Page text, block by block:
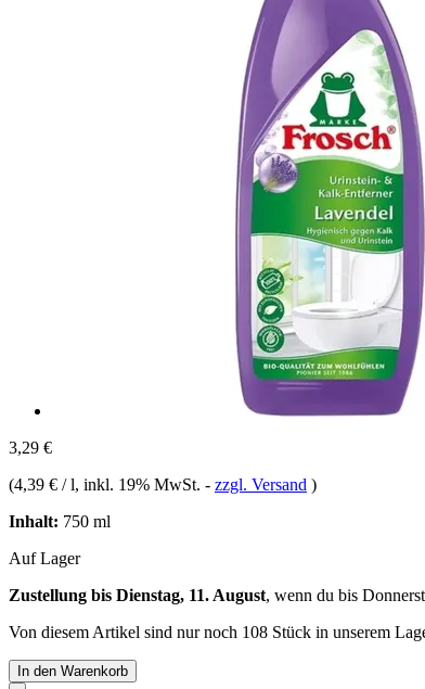
3,29 €
(4,39 € / l, inkl. 19% MwSt. - zzgl. Versand )
Inhalt: 750 ml
Auf Lager
Zustellung bis Dienstag, 11. August, wenn du bis
Von diesem Artikel sind nur noch 108 Stück in unserem
In den Warenkorb